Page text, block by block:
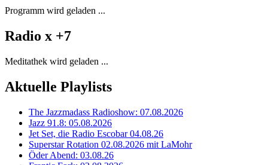
Programm wird geladen ...
Radio x +7
Meditathek wird geladen ...
Aktuelle Playlists
The Jazzmadass Radioshow: 07.08.2026
Jazz 91.8: 05.08.2026
Jet Set, die Radio Escobar 04.08.26
Superstar Rotation 02.08.2026 mit LaMohr
Öder Abend: 03.08.26